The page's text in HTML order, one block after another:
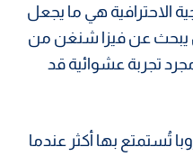
الاحترافية هي ما يجعل
عن فيزا شنغن من
تجربة عشوائية قد
تُستمتع بها أكثر عندما